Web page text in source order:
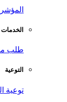
الخدمات
طلب
التوعية
توعية